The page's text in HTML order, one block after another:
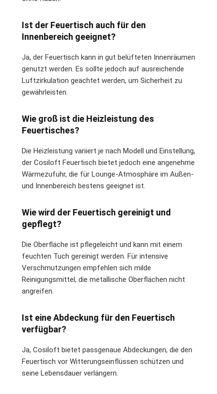
Ist der Feuertisch auch für den
Innenbereich geeignet?
Ja, der Feuertisch kann in gut belüfteten Innenräumen
genutzt werden. Es sollte jedoch auf ausreichende
Luftzirkulation geachtet werden, um Sicherheit zu
gewährleisten.
Wie groß ist die Heizleistung des
Feuertisches?
Die Heizleistung variiert je nach Modell und Einstellung,
der Cosiloft Feuertisch bietet jedoch eine angenehme
Wärmezufuhr, die für Lounge-Atmosphäre im Außen-
und Innenbereich bestens geeignet ist.
Wie wird der Feuertisch gereinigt und
gepflegt?
Die Oberfläche ist pflegeleicht und kann mit einem
feuchten Tuch gereinigt werden. Für intensive
Verschmutzungen empfehlen sich milde
Reinigungsmittel, die metallische Oberflächen nicht
angreifen.
Ist eine Abdeckung für den Feuertisch
verfügbar?
Ja, Cosiloft bietet passgenaue Abdeckungen, die den
Feuertisch vor Witterungseinflüssen schützen und
seine Lebensdauer verlängern.